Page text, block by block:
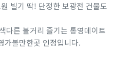
빌기 딱! 단정한 보광전 건물도
다른 볼거리 즐기는 통영데이트
가볼만한곳 인정입니다.